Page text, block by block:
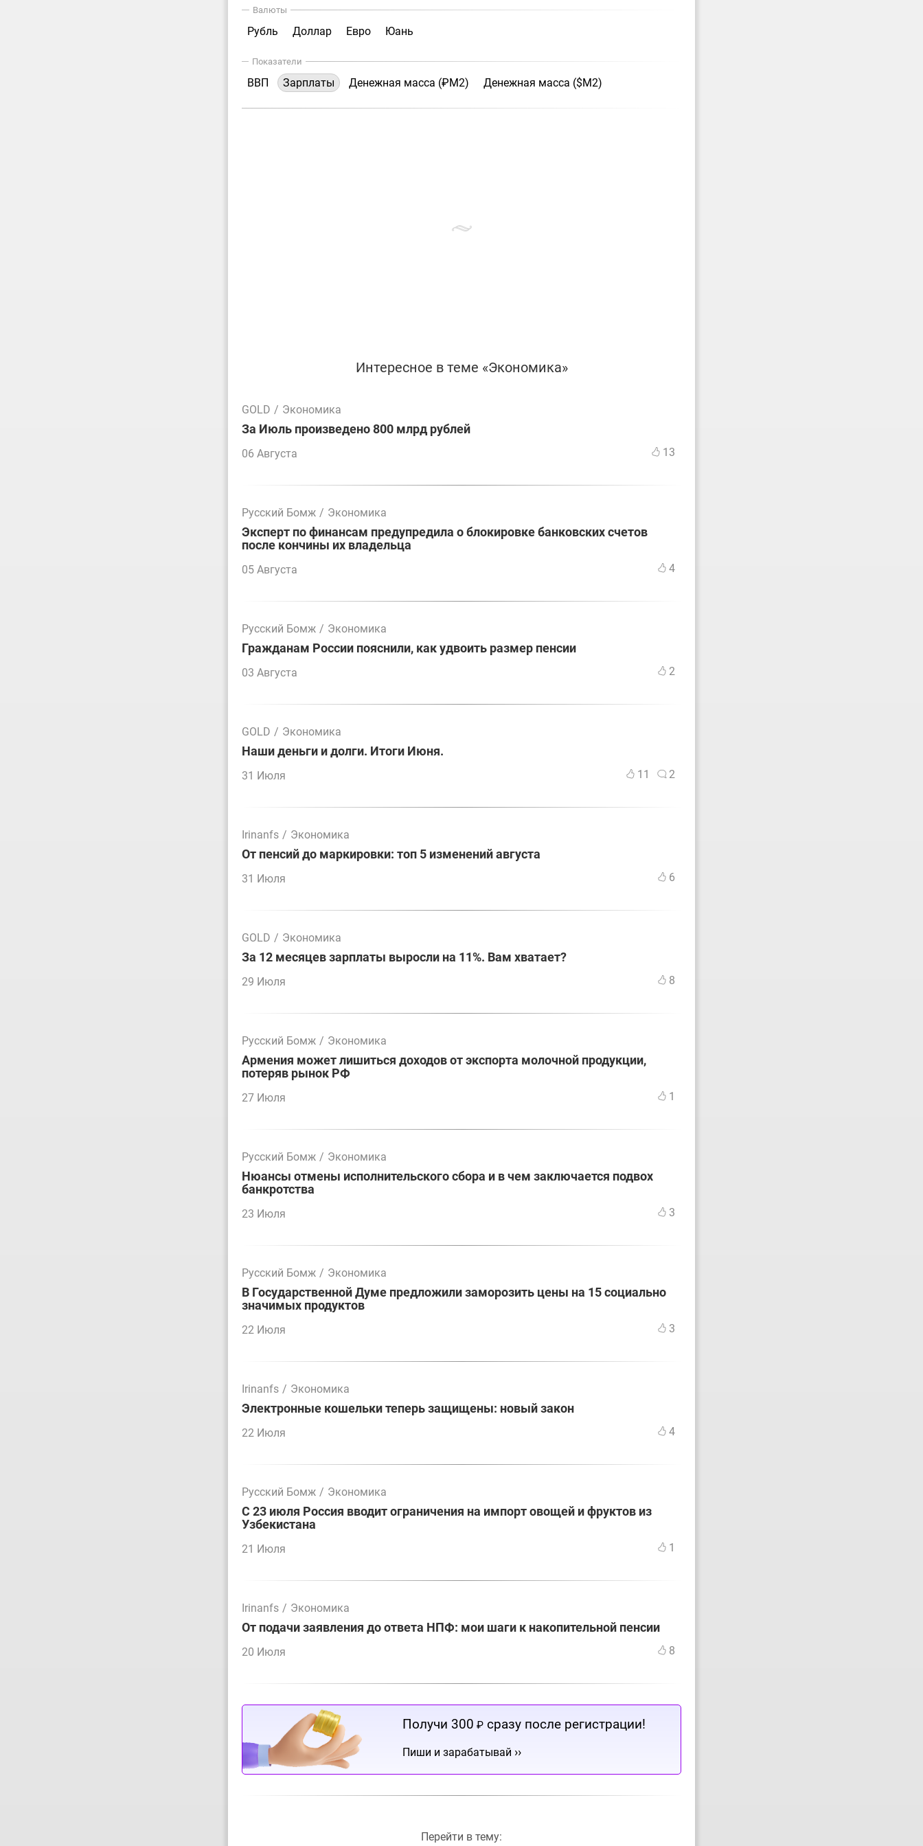
Валюты
Рубль Доллар Евро Юань
Показатели
ВВП Зарплаты Денежная масса (₽М2) Денежная масса ($М2)
Интересное в теме «Экономика»
GOLD / Экономика
За Июль произведено 800 млрд рублей
06 Августа 13
Русский Бомж / Экономика
Эксперт по финансам предупредила о блокировке банковских счетов
после кончины их владельца
05 Августа 4
Русский Бомж / Экономика
Гражданам России пояснили, как удвоить размер пенсии
03 Августа 2
GOLD / Экономика
Наши деньги и долги. Итоги Июня.
31 Июля 11 2
Irinanfs / Экономика
От пенсий до маркировки: топ 5 изменений августа
31 Июля 6
GOLD / Экономика
За 12 месяцев зарплаты выросли на 11%. Вам хватает?
29 Июля 8
Русский Бомж / Экономика
Армения может лишиться доходов от экспорта молочной продукции,
потеряв рынок РФ
27 Июля 1
Русский Бомж / Экономика
Нюансы отмены исполнительского сбора и в чем заключается подвох
банкротства
23 Июля 3
Русский Бомж / Экономика
В Государственной Думе предложили заморозить цены на 15 социально
значимых продуктов
22 Июля 3
Irinanfs / Экономика
Электронные кошельки теперь защищены: новый закон
22 Июля 4
Русский Бомж / Экономика
С 23 июля Россия вводит ограничения на импорт овощей и фруктов из
Узбекистана
21 Июля 1
Irinanfs / Экономика
От подачи заявления до ответа НПФ: мои шаги к накопительной пенсии
20 Июля 8
Получи 300 ₽ сразу после регистрации!
Пиши и зарабатывай ››
Перейти в тему: